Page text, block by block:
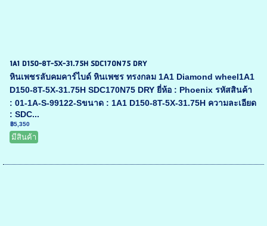
1A1 D150-8T-5X-31.75H SDC170N75 DRY
หินเพชรลับคมคาร์ไบด์ หินเพชร ทรงกลม 1A1 Diamond wheel1A1
D150-8T-5X-31.75H SDC170N75 DRY ยี่ห้อ : Phoenix รหัสสินค้า
: 01-1A-S-99122-Sขนาด : 1A1 D150-8T-5X-31.75H ความละเอียด
: SDC...
฿5,350
มีสินค้า